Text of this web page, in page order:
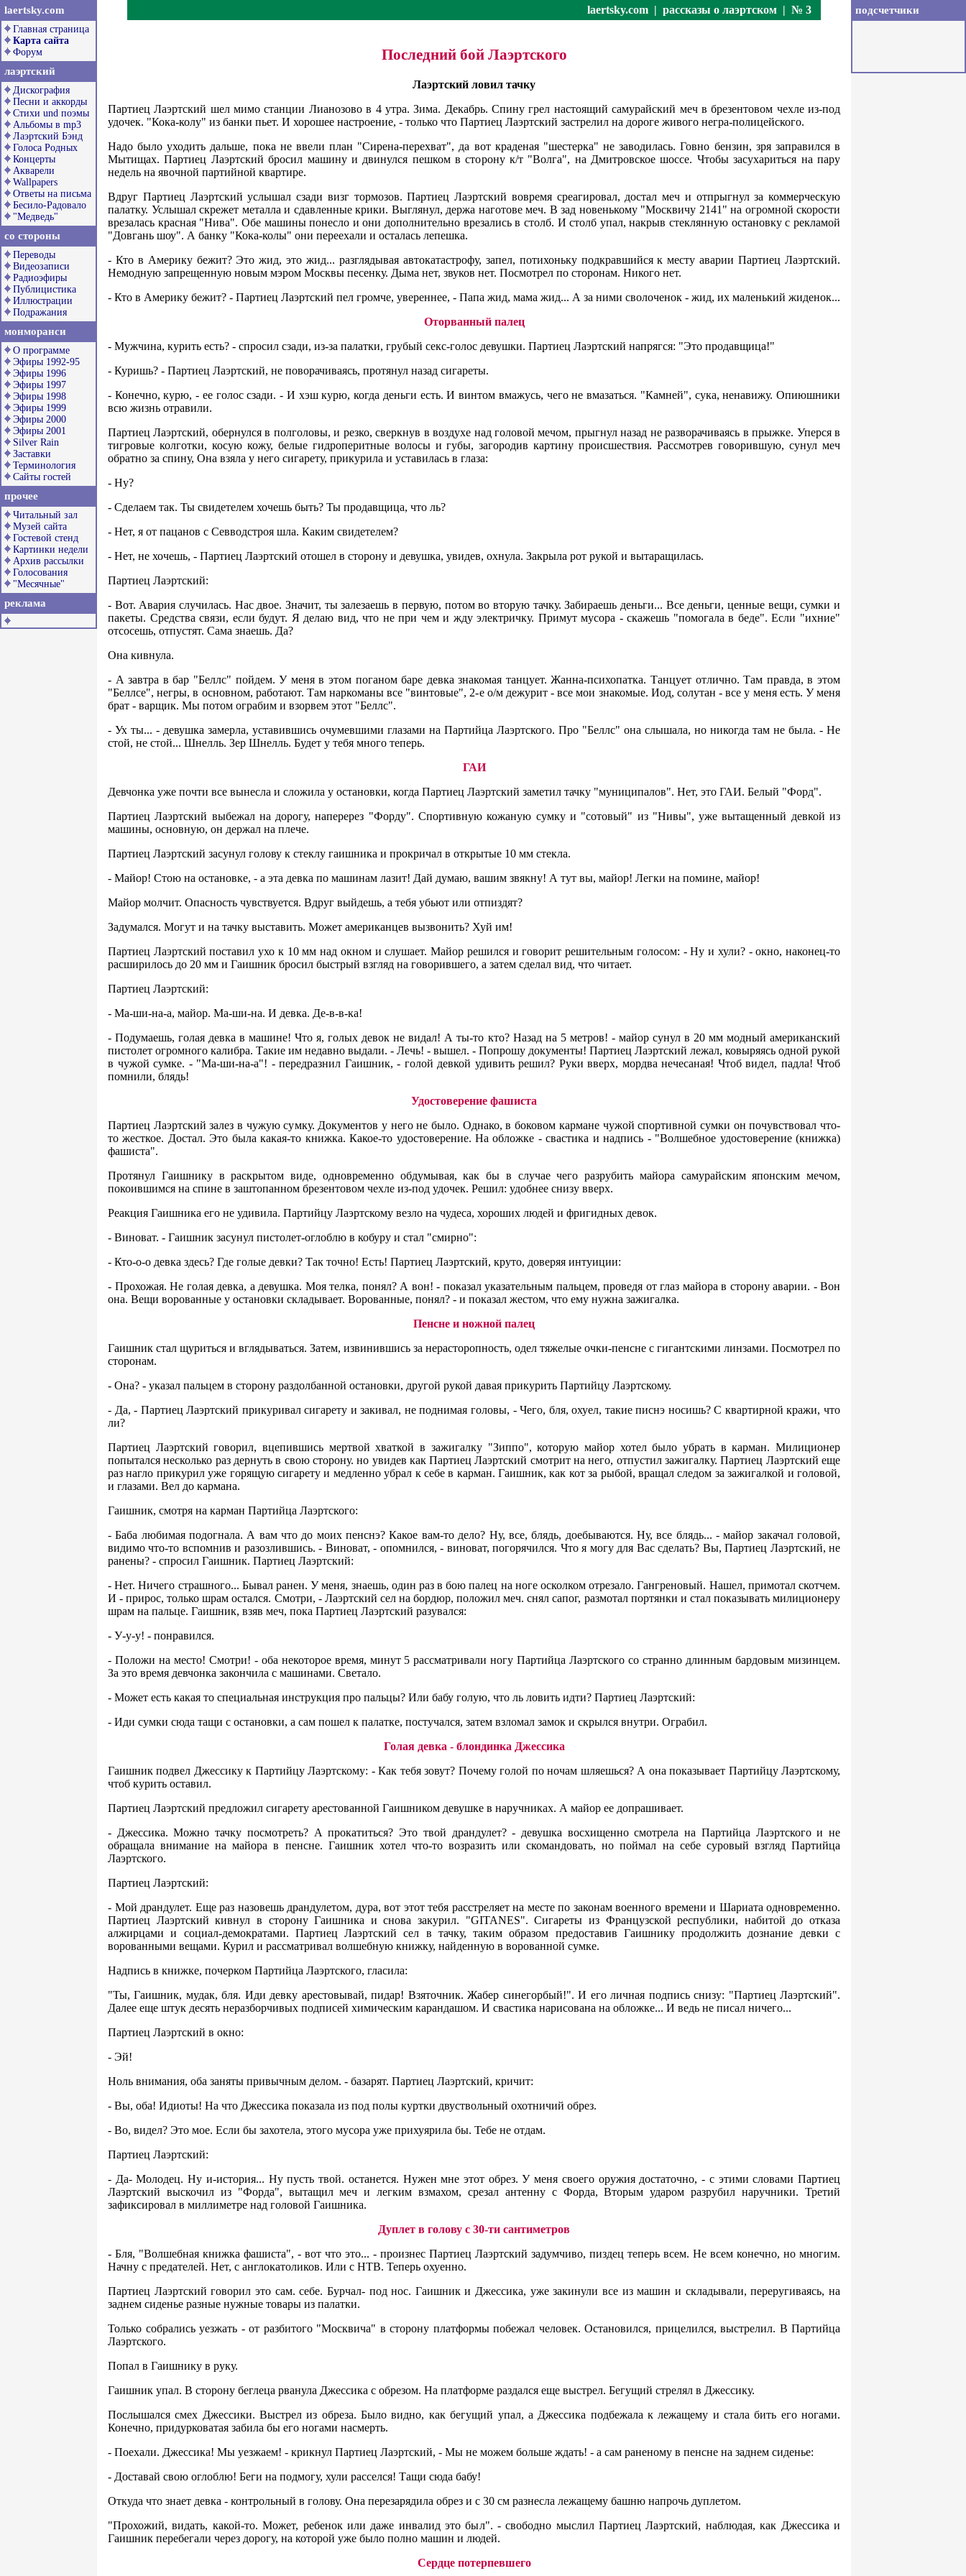
laertsky.com
Главная страница
Карта сайта
Форум
лаэртский
Дискография
Песни и аккорды
Стихи und поэмы
Альбомы в mp3
Лаэртский Бэнд
Голоса Родных
Концерты
Акварели
Wallpapers
Ответы на письма
Бесило-Радовало
"Медведь"
со стороны
Переводы
Видеозаписи
Радиоэфиры
Публицистика
Иллюстрации
Подражания
монморанси
О программе
Эфиры 1992-95
Эфиры 1996
Эфиры 1997
Эфиры 1998
Эфиры 1999
Эфиры 2000
Эфиры 2001
Silver Rain
Заставки
Терминология
Сайты гостей
прочее
Читальный зал
Музей сайта
Гостевой стенд
Картинки недели
Архив рассылки
Голосования
"Месячные"
реклама
laertsky.com | рассказы о лаэртском | № 3
Последний бой Лаэртского
Лаэртский ловил тачку
Партиец Лаэртский шел мимо станции Лианозово в 4 утра. Зима. Декабрь. Cпинy грел настоящий самурайский меч в брезентовом чехле из-под
удочек. "Кока-колу" из банки пьет. И хорошее настроение, - только что Партиец Лаэртский застрелил на дороге живого негра-полицейского.
Надо было уходить дальше, пока не ввели план "Сирена-перехват", да вот краденая "шестерка" не заводилась. Говно бензин, зря заправился в
Мытищах. Партиец Лаэртский бросил машину и двинулся пешком в сторону к/т "Волга", на Дмитровское шоссе. Чтобы засухариться на пару
недель на явочной партийной квартире.
Вдруг Партиец Лаэртский услышал сзади визг тормозов. Партиец Лаэртский вовремя среагировал, достал меч и отпрыгнул за коммерческую
палатку. Услышал скрежет металла и сдавленные крики. Выглянул, держа наготове меч. В зад новенькому "Москвичу 2141" на огромной скорости
врезалась красная "Нива". Обе машины понесло и они дополнительно врезались в столб. И столб упал, накрыв стеклянную остановку с рекламой
"Довгань шоу". А банку "Кока-колы" они переехали и осталась лепешка.
- Кто в Америку бежит? Это жид, это жид... разглядывая автокатастрофу, запел, потихоньку подкравшийся к месту аварии Партиец Лаэртский.
Немодную запрещенную новым мэром Москвы песенку. Дыма нет, звуков нет. Посмотрел по сторонам. Никого нет.
- Кто в Америку бежит? - Партиец Лаэртский пел громче, увереннее, - Папа жид, мама жид... А за ними сволоченок - жид, их маленький жиденок...
Оторванный палец
- Мужчина, курить есть? - спросил сзади, из-за палатки, грубый секс-голос девушки. Партиец Лаэртский напрягся: "Это продавщица!"
- Куришь? - Партиец Лаэртский, не поворачиваясь, протянул назад сигареты.
- Конечно, курю, - ее голос сзади. - И хэш курю, когда деньги есть. И винтом вмажусь, чего не вмазаться. "Камней", сука, ненавижу. Опиюшники
всю жизнь отравили.
Партиец Лаэртский, обернулся в полголовы, и резко, сверкнув в воздухе над головой мечом, прыгнул назад не разворачиваясь в прыжке. Уперся в
тигровые колготки, косую кожу, белые гидроперитные волосы и губы, загородив картину происшествия. Рассмотрев говорившую, сунул меч
обратно за спину, Она взяла у него сигарету, прикурила и уставилась в глаза:
- Ну?
- Сделаем так. Ты свидетелем хочешь быть? Ты продавщица, что ль?
- Нет, я от пацанов с Севводстроя шла. Каким свидетелем?
- Нет, не хочешь, - Партиец Лаэртский отошел в сторону и девушка, увидев, охнула. Закрыла рот рукой и вытаращилась.
Партиец Лаэртский:
- Вот. Авария случилась. Нас двое. Значит, ты залезаешь в первую, потом во вторую тачку. Забираешь деньги... Все деньги, ценные вещи, сумки и
пакеты. Средства связи, если будут. Я делаю вид, что не при чем и жду электричку. Примут мусора - скажешь "помогала в беде". Если "ихние"
отсосешь, отпустят. Сама знаешь. Да?
Она кивнула.
- А завтра в бар "Беллс" пойдем. У меня в этом поганом баре девка знакомая танцует. Жанна-психопатка. Танцует отлично. Там правда, в этом
"Беллсе", негры, в основном, работают. Там наркоманы все "винтовые", 2-е о/м дежурит - все мои знакомые. Иод, солутан - все у меня есть. У меня
брат - варщик. Мы потом ограбим и взорвем этот "Беллс".
- Ух ты... - девушка замерла, уставившись очумевшими глазами на Партийца Лаэртского. Про "Беллс" она слышала, но никогда там не была. - Не
стой, не стой... Шнелль. Зер Шнелль. Будет у тебя много теперь.
ГАИ
Девчонка уже почти все вынесла и сложила у остановки, когда Партиец Лаэртский заметил тачку "муниципалов". Нет, это ГАИ. Белый "Форд".
Партиец Лаэртский выбежал на дорогу, наперерез "Форду". Спортивную кожаную сумку и "сотовый" из "Нивы", уже вытащенный девкой из
машины, основную, он держал на плече.
Партиец Лаэртский засунул голову к стеклу гаишника и прокричал в открытые 10 мм стекла.
- Майор! Стою на остановке, - а эта девка по машинам лазит! Дай думаю, вашим звякну! А тут вы, майор! Легки на помине, майор!
Майор молчит. Опасность чувствуется. Вдруг выйдешь, а тебя убьют или отпиздят?
Задумался. Могут и на тачку выставить. Может американцев вызвонить? Хуй им!
Партиец Лаэртский поставил ухо к 10 мм над окном и слушает. Майор решился и говорит решительным голосом: - Ну и хули? - окно, наконец-то
расширилось до 20 мм и Гаишник бросил быстрый взгляд на говорившего, а затем сделал вид, что читает.
Партиец Лаэртский:
- Ма-ши-на-а, майор. Ма-ши-на. И девка. Де-в-в-ка!
- Подумаешь, голая девка в машине! Что я, голых девок не видал! А ты-то кто? Назад на 5 метров! - майор сунул в 20 мм модный американский
пистолет огромного калибра. Такие им недавно выдали. - Лечь! - вышел. - Попрошу документы! Партиец Лаэртский лежал, ковыряясь одной рукой
в чужой сумке. - "Ма-ши-на-а"! - передразнил Гаишник, - голой девкой удивить решил? Руки вверх, мордва нечесаная! Чтоб видел, падла! Чтоб
помнили, блядь!
Удостоверение фашиста
Партиец Лаэртский залез в чужую сумку. Документов у него не было. Однако, в боковом кармане чужой спортивной сумки он почувствовал что-
то жесткое. Достал. Это была какая-то книжка. Какое-то удостоверение. На обложке - свастика и надпись - "Волшебное удостоверение (книжка)
фашиста".
Протянул Гаишнику в раскрытом виде, одновременно обдумывая, как бы в случае чего разрубить майора самурайским японским мечом,
покоившимся на спине в заштопанном брезентовом чехле из-под удочек. Решил: удобнее снизу вверх.
Реакция Гаишника его не удивила. Партийцу Лаэртскому везло на чудеса, хороших людей и фригидных девок.
- Виноват. - Гаишник засунул пистолет-оглоблю в кобуру и стал "смирно":
- Кто-о-о девка здесь? Где голые девки? Так точно! Есть! Партиец Лаэртский, круто, доверяя интуиции:
- Прохожая. Не голая девка, а девушка. Моя телка, понял? А вон! - показал указательным пальцем, проведя от глаз майора в сторону аварии. - Вон
она. Вещи ворованные у остановки складывает. Ворованные, понял? - и показал жестом, что ему нужна зажигалка.
Пенсне и ножной палец
Гаишник стал щуриться и вглядываться. Затем, извинившись за нерасторопность, одел тяжелые очки-пенсне с гигантскими линзами. Посмотрел по
сторонам.
- Она? - указал пальцем в сторону раздолбанной остановки, другой рукой давая прикурить Партийцу Лаэртскому.
- Да, - Партиец Лаэртский прикуривал сигарету и закивал, не поднимая головы, - Чего, бля, охуел, такие писнэ носишь? С квартирной кражи, что
ли?
Партиец Лаэртский говорил, вцепившись мертвой хваткой в зажигалку "Зиппо", которую майор хотел было убрать в карман. Милиционер
попытался несколько раз дернуть в свою сторону. но увидев как Партиец Лаэртский смотрит на него, отпустил зажигалку. Партиец Лаэртский еще
раз нагло прикурил уже горящую сигарету и медленно убрал к себе в карман. Гаишник, как кот за рыбой, вращал следом за зажигалкой и головой,
и глазами. Вел до кармана.
Гаишник, смотря на карман Партийца Лаэртского:
- Баба любимая подогнала. А вам что до моих пенснэ? Какое вам-то дело? Ну, все, блядь, доебываются. Ну, все блядь... - майор закачал головой,
видимо что-то вспомнив и разозлившись. - Виноват, - опомнился, - виноват, погорячился. Что я могу для Вас сделать? Вы, Партиец Лаэртский, не
ранены? - спросил Гаишник. Партиец Лаэртский:
- Нет. Ничего страшного... Бывал ранен. У меня, знаешь, один раз в бою палец на ноге осколком отрезало. Гангреновый. Нашел, примотал скотчем.
И - прирос, только шрам остался. Смотри, - Лаэртский сел на бордюр, положил меч. снял сапог, размотал портянки и стал показывать милиционеру
шрам на пальце. Гаишник, взяв меч, пока Партиец Лаэртский разувался:
- У-у-у! - понравился.
- Положи на место! Смотри! - оба некоторое время, минут 5 рассматривали ногу Партийца Лаэртского со странно длинным бардовым мизинцем.
За это время девчонка закончила с машинами. Светало.
- Может есть какая то специальная инструкция про пальцы? Или бабу голую, что ль ловить идти? Партиец Лаэртский:
- Иди сумки сюда тащи с остановки, а сам пошел к палатке, постучался, затем взломал замок и скрылся внутри. Ограбил.
Голая девка - блондинка Джессика
Гаишник подвел Джессику к Партийцу Лаэртскому: - Как тебя зовут? Почему голой по ночам шляешься? А она показывает Партийцу Лаэртскому,
чтоб курить оставил.
Партиец Лаэртский предложил сигарету арестованной Гаишником девушке в наручниках. А майор ее допрашивает.
- Джессика. Можно тачку посмотреть? А прокатиться? Это твой драндулет? - девушка восхищенно смотрела на Партийца Лаэртского и не
обращала внимание на майора в пенсне. Гаишник хотел что-то возразить или скомандовать, но поймал на себе суровый взгляд Партийца
Лаэртского.
Партиец Лаэртский:
- Мой драндулет. Еще раз назовешь драндулетом, дура, вот этот тебя расстреляет на месте по законам военного времени и Шариата одновременно.
Партиец Лаэртский кивнул в сторону Гаишника и снова закурил. "GITANES". Сигареты из Французской республики, набитой до отказа
алжирцами и социал-демократами. Партиец Лаэртский сел в тачку, таким образом предоставив Гаишнику продолжить дознание девки с
ворованными вещами. Курил и рассматривал волшебную книжку, найденную в ворованной сумке.
Надпись в книжке, почерком Партийца Лаэртского, гласила:
"Ты, Гаишник, мудак, бля. Иди девку арестовывай, пидар! Взяточник. Жабер синегорбый!". И его личная подпись снизу: "Партиец Лаэртский".
Далее еще штук десять неразборчивых подписей химическим карандашом. И свастика нарисована на обложке... И ведь не писал ничего...
Партиец Лаэртский в окно:
- Эй!
Ноль внимания, оба заняты привычным делом. - базарят. Партиец Лаэртский, кричит:
- Вы, оба! Идиоты! На что Джессика показала из под полы куртки двуствольный охотничий обрез.
- Во, видел? Это мое. Если бы захотела, этого мусора уже прихуярила бы. Тебе не отдам.
Партиец Лаэртский:
- Да- Молодец. Ну и-история... Ну пусть твой. останется. Нужен мне этот обрез. У меня своего оружия достаточно, - с этими словами Партиец
Лаэртский выскочил из "Форда", вытащил меч и легким взмахом, срезал антенну с Форда, Вторым ударом разрубил наручники. Третий
зафиксировал в миллиметре над головой Гаишника.
Дуплет в голову с 30-ти сантиметров
- Бля, "Волшебная книжка фашиста", - вот что это... - произнес Партиец Лаэртский задумчиво, пиздец теперь всем. Не всем конечно, но многим.
Начну с предателей. Нет, с англокатоликов. Или с НТВ. Теперь охуенно.
Партиец Лаэртский говорил это сам. себе. Бурчал- под нос. Гаишник и Джессика, уже закинули все из машин и складывали, переругиваясь, на
заднем сиденье разные нужные товары из палатки.
Только собрались уезжать - от разбитого "Москвича" в сторону платформы побежал человек. Остановился, прицелился, выстрелил. В Партийца
Лаэртского.
Попал в Гаишнику в руку.
Гаишник упал. В сторону беглеца рванула Джессика с обрезом. На платформе раздался еще выстрел. Бегущий стрелял в Джессику.
Послышался смех Джессики. Выстрел из обреза. Было видно, как бегущий упал, а Джессика подбежала к лежащему и стала бить его ногами.
Конечно, придурковатая забила бы его ногами насмерть.
- Поехали. Джессика! Мы уезжаем! - крикнул Партиец Лаэртский, - Мы не можем больше ждать! - а сам раненому в пенсне на заднем сиденье:
- Доставай свою оглоблю! Беги на подмогу, хули расселся! Тащи сюда бабу!
Откуда что знает девка - контрольный в голову. Она перезарядила обрез и с 30 см разнесла лежащему башню напрочь дуплетом.
"Прохожий, видать, какой-то. Может, ребенок или даже инвалид это был". - свободно мыслил Партиец Лаэртский, наблюдая, как Джессика и
Гаишник перебегали через дорогу, на которой уже было полно машин и людей.
Сердце потерпевшего
подсчетчики